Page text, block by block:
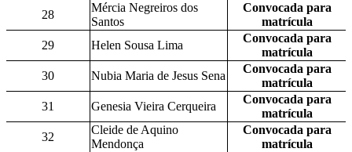
28
Mércia Negreiros dos
Santos
Convocada para
matrícula
29
Helen Sousa Lima
Convocada para
matrícula
30
Nubia Maria de Jesus Sena
Convocada para
matrícula
31
Genesia Vieira Cerqueira
Convocada para
matrícula
32
Cleide de Aquino
Mendonça
Convocada para
matrícula